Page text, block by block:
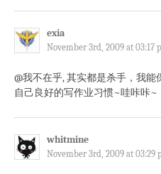
exia
November 3rd, 2009 at 03:17
@我不在乎, 其实都是杀手，我
自己良好的写作业习惯~哇咔咔~
whitmine
November 3rd, 2009 at 03:29